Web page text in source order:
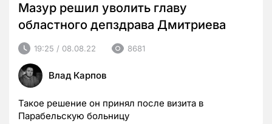
Мазур решил уволить главу
областного депздрава Дмитриева
19:25 / 08.08.22 8681
Влад Карпов
Такое решение он принял после визита в
Парабельскую больницу